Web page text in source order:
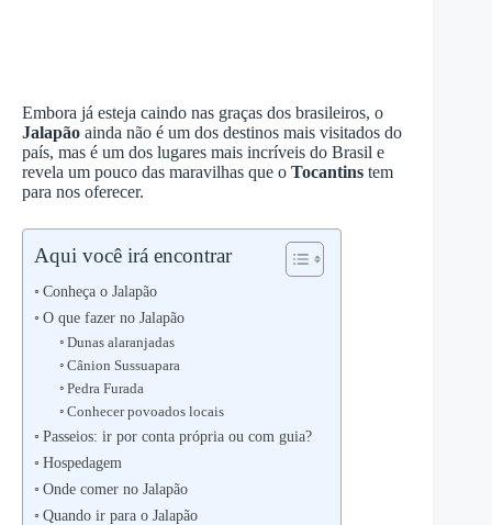
Embora já esteja caindo nas graças dos brasileiros, o
Jalapão ainda não é um dos destinos mais visitados do
país, mas é um dos lugares mais incríveis do Brasil e
revela um pouco das maravilhas que o Tocantins tem
para nos oferecer.
Aqui você irá encontrar
Conheça o Jalapão
O que fazer no Jalapão
Dunas alaranjadas
Cânion Sussuapara
Pedra Furada
Conhecer povoados locais
Passeios: ir por conta própria ou com guia?
Hospedagem
Onde comer no Jalapão
Quando ir para o Jalapão